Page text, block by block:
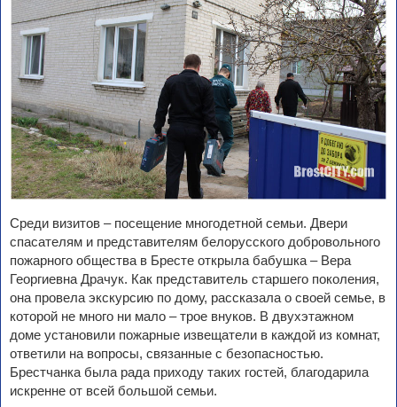
Среди визитов – посещение многодетной семьи. Двери
спасателям и представителям белорусского добровольного
пожарного общества в Бресте открыла бабушка – Вера
Георгиевна Драчук. Как представитель старшего поколения,
она провела экскурсию по дому, рассказала о своей семье, в
которой не много ни мало – трое внуков. В двухэтажном
доме установили пожарные извещатели в каждой из комнат,
ответили на вопросы, связанные с безопасностью.
Брестчанка была рада приходу таких гостей, благодарила
искренне от всей большой семьи.